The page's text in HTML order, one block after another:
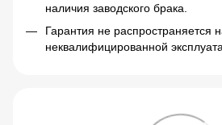
наличия заводского брака.
Гарантия не распространяется
неквалифицированной